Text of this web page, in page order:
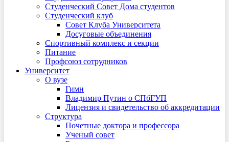
Студенческий Совет Дома студентов
Студенческий клуб
Совет Клуба Университета
Досуговые объединения
Спортивный комплекс и секции
Питание
Профсоюз сотрудников
Университет
О вузе
Гимн
Владимир Путин о СПбГУП
Лицензия и свидетельство об аккредитации
Структура
Почетные доктора и профессора
Ученый совет